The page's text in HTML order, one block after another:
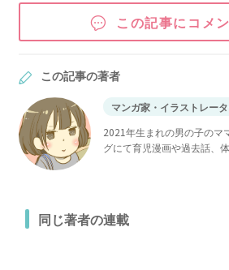
この記事にコメ
この記事の著者
マンガ家・イラストレー
2021年生まれの男の子のマ
グにて育児漫画や過去話、
同じ著者の連載